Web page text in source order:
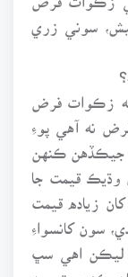
سوني زري
ته زڪوات فرض
نه آهي پوءِ
جيڪڏهن ڪنهن
وڌيڪ قيمت جا
زياده قيمت
سون کانسواءِ
ليڪن اهي سڀ
ڪنهن تي به